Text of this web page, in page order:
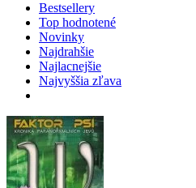
Bestsellery
Top hodnotené
Novinky
Najdrahšie
Najlacnejšie
Najvyššia zľava